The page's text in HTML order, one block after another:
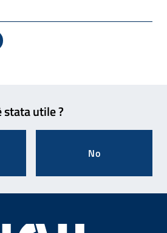
- Sito esterno - Apertura in
- Apertura in nuova finestra
apre il programma di posta
pagina: scelta meno
stata utile ?
No